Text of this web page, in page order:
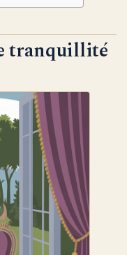
tranquillité